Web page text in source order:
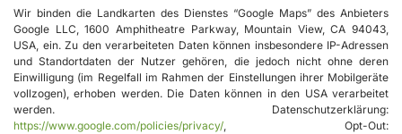
Wir binden die Landkarten des Dienstes “Google Maps” des Anbieters
Google LLC, 1600 Amphitheatre Parkway, Mountain View, CA 94043,
USA, ein. Zu den verarbeiteten Daten können insbesondere IP-Adressen
und Standortdaten der Nutzer gehören, die jedoch nicht ohne deren
Einwilligung (im Regelfall im Rahmen der Einstellungen ihrer Mobilgeräte
vollzogen), erhoben werden. Die Daten können in den USA verarbeitet
werden. Datenschutzerklärung:
https://www.google.com/policies/privacy/, Opt-Out: